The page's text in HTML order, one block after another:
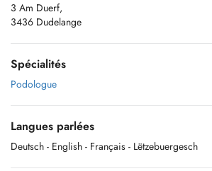
3 Am Duerf,
3436 Dudelange
Spécialités
Podologue
Langues parlées
Deutsch - English - Français - Lëtzebuergesch